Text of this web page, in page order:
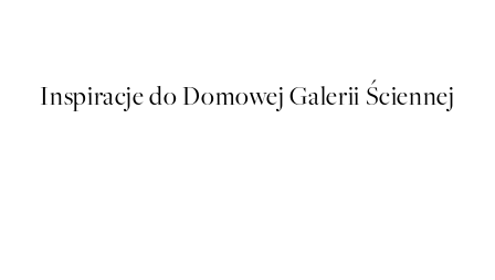
Inspiracje do Domowej Galerii Ściennej